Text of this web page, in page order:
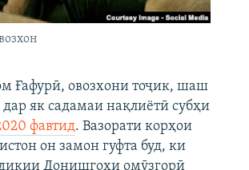
Ғафурӣ, овозхони тоҷик, шаш
дар як садамаи нақлиётӣ субҳи
фавтид. Вазорати корҳои
он замон гуфта буд, ки
Донишгоҳи омӯзгорӣ